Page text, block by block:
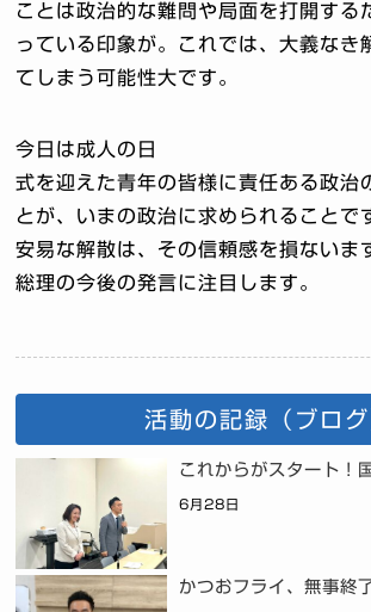
ことは政治的な難問や局面を打開する
っている印象が。これでは、大義なき
てしまう可能性大です。
今日は成人の日
式を迎えた青年の皆様に責任ある政治
とが、いまの政治に求められることで
安易な解散は、その信頼感を損ないま
総理の今後の発言に注目します。
活動の記録（ブログ
これからがスタート！
6月28日
かつおフライ、無事終